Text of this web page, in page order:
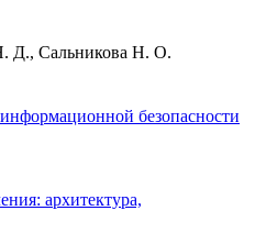
Д., Сальникова Н. О.
безопасности
архитектура,